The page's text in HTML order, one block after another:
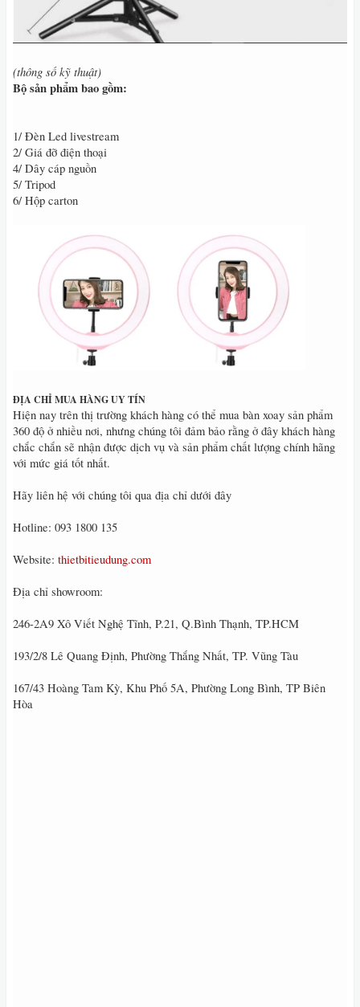
(thông số kỹ thuật)
Bộ sản phẩm bao gồm:
1/ Đèn Led livestream
2/ Giá đỡ điện thoại
4/ Dây cáp nguồn
5/ Tripod
6/ Hộp carton
ĐỊA CHỈ MUA HÀNG UY TÍN
Hiện nay trên thị trường khách hàng có thể mua bàn xoay sản phẩm
360 độ ở nhiều nơi, nhưng chúng tôi đảm bảo rằng ở đây khách hàng
chắc chắn sẽ nhận được dịch vụ và sản phẩm chất lượng chính hãng
với mức giá tốt nhất.
Hãy liên hệ với chúng tôi qua địa chỉ dưới đây
Hotline: 093 1800 135
Website: thietbitieudung.com
Địa chỉ showroom:
246-2A9 Xô Viết Nghệ Tĩnh, P.21, Q.Bình Thạnh, TP.HCM
193/2/8 Lê Quang Định, Phường Thắng Nhất, TP. Vũng Tàu
167/43 Hoàng Tam Kỳ, Khu Phố 5A, Phường Long Bình, TP Biên
Hòa